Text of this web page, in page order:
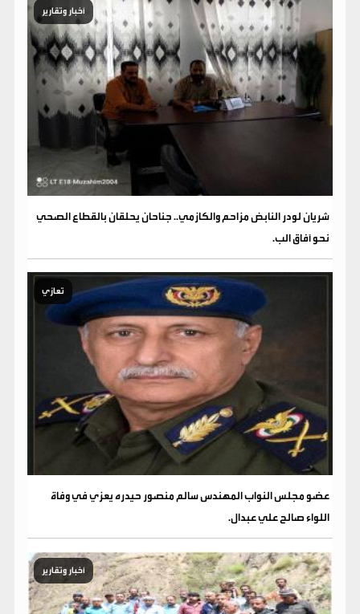
أخبار وتقارير
شريان لودر النابض مزاحم والكازمي.. جناحان يحلقان بالقطاع الصحي
نحو آفاق الب.
تعازي
عضو مجلس النواب المهندس سالم منصور حيدره يعزي في وفاة
اللواء صالح علي عبدال.
أخبار وتقارير